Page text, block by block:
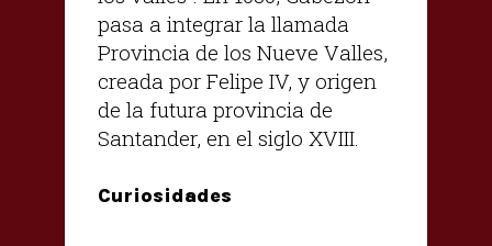
pasa a integrar la llamada
Provincia de los Nueve Valles,
creada por Felipe IV, y origen
de la futura provincia de
Santander, en el siglo XVIII.
Curiosidades